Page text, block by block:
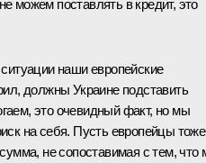
можем поставлять в кредит, это
наши европейские
должны Украине подставить
это очевидный факт, но мы
на себя. Пусть европейцы тоже
не сопоставимая с тем, что